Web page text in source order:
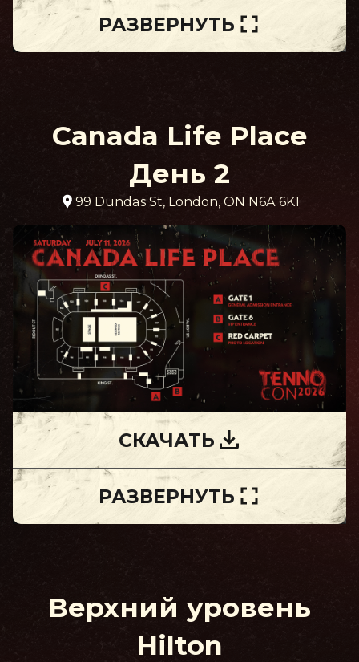
РАЗВЕРНУТЬ
Canada Life Place
День 2
99 Dundas St, London, ON N6A 6K1
СКАЧАТЬ
РАЗВЕРНУТЬ
Верхний уровень
Hilton